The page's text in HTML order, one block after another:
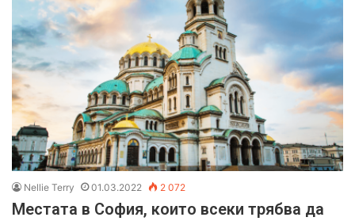
Nellie Terry 01.03.2022 2 072
Местата в София, които всеки трябва да